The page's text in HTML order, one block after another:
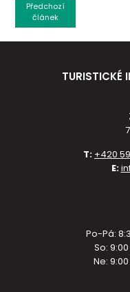
Předchozí
článek
TURISTICKÉ
T: +420
E:
Po-Pá:
So: 9:00
Ne: 9:00